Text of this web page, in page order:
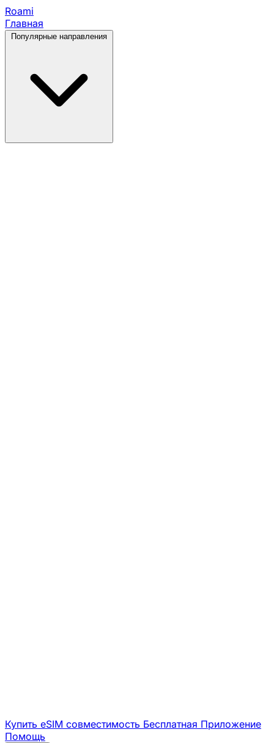
Roami
Главная
Популярные направления
Купить eSIM совместимость Бесплатная Приложение
Помощь